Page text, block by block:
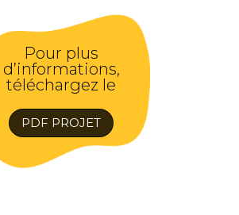
Pour plus
d’informations,
téléchargez le
PDF PROJET